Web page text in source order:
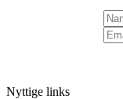
Nyttige links